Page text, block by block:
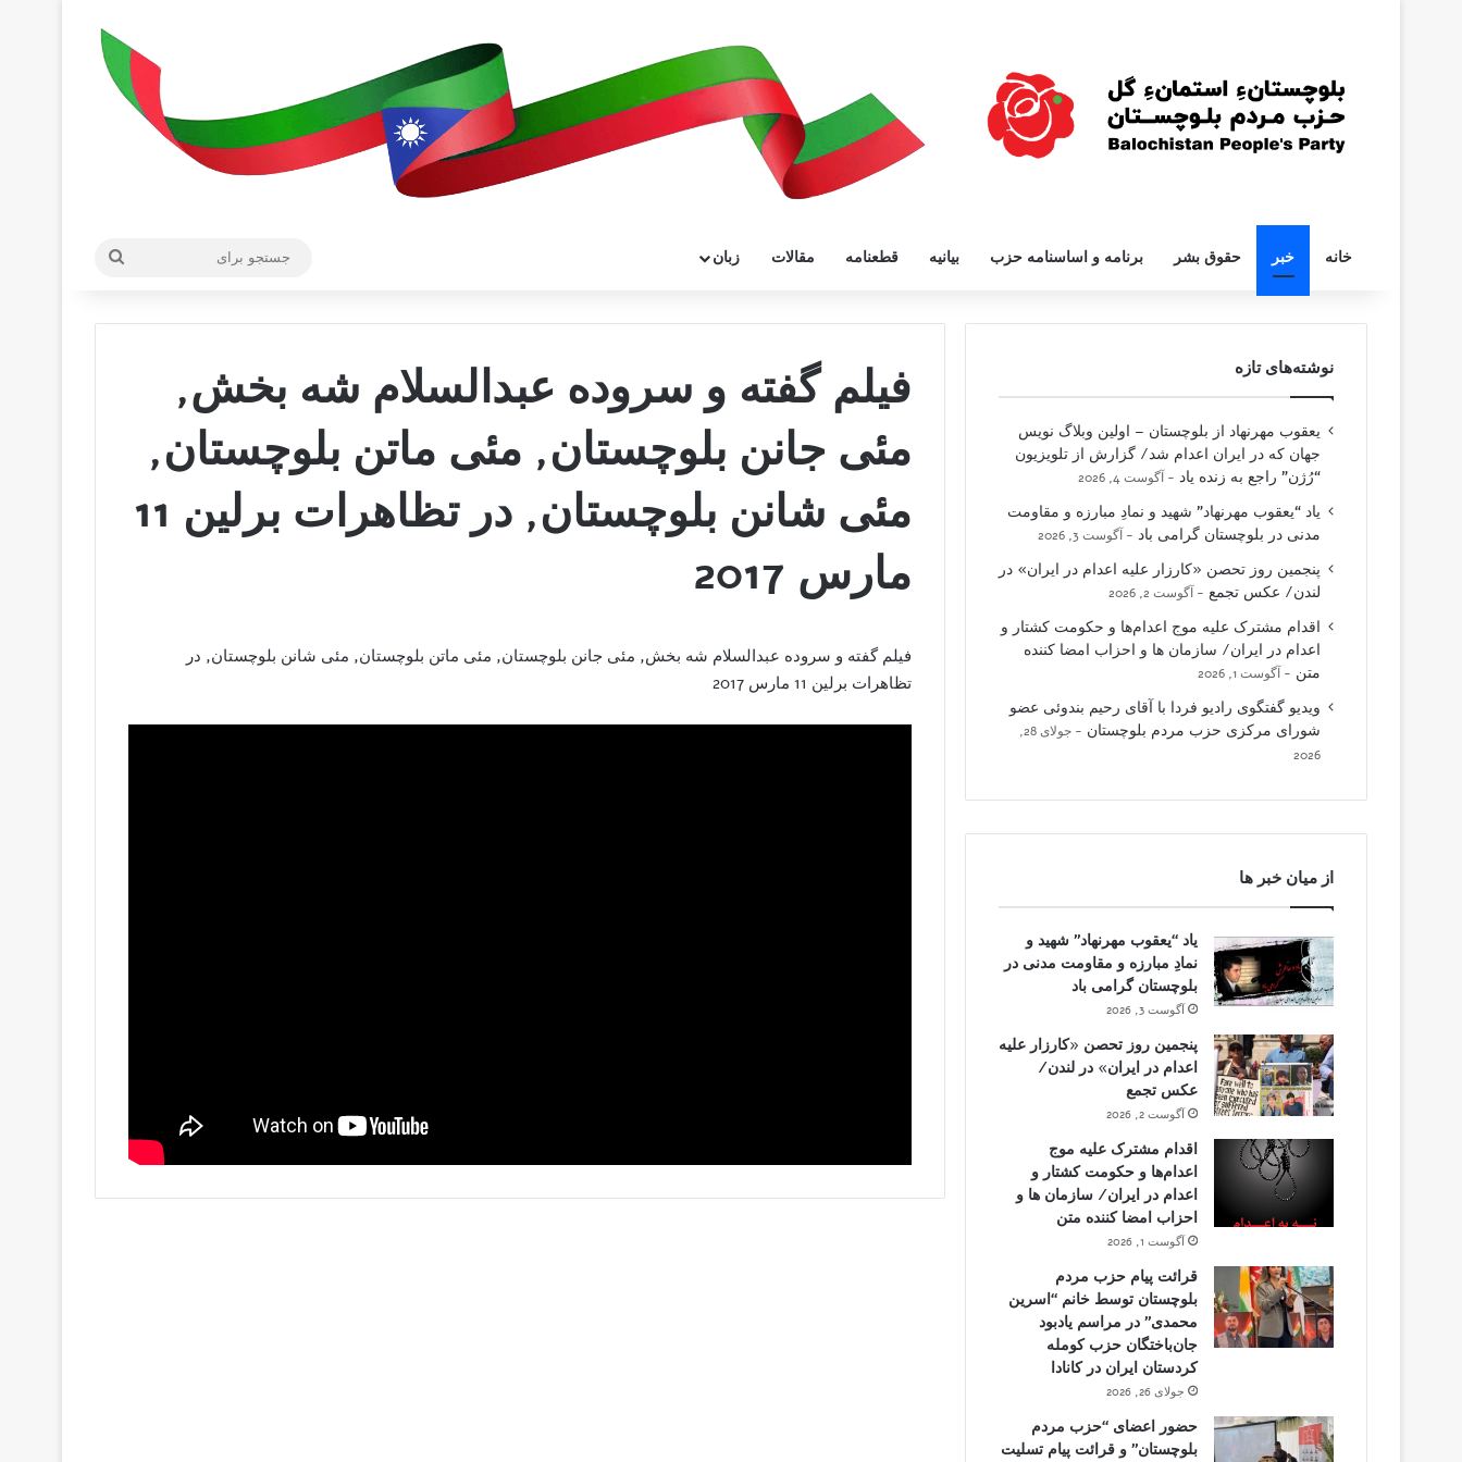
خانه خبر حقوق بشر برنامه و اساسنامه حزب بیانیه قطعنامه مقالات زبان
فیلم گفته و سروده عبدالسلام شه بخش,
مئی جانن بلوچستان, مئی ماتن بلوچستان,
مئی شانن بلوچستان, در تظاهرات برلین 11
مارس 2017
فیلم گفته و سروده عبدالسلام شه بخش, مئی جانن بلوچستان, مئی ماتن بلوچستان, مئی شانن بلوچستان, در
تظاهرات برلین 11 مارس 2017
نوشته‌های تازه
یعقوب مهرنهاد از بلوچستان – اولین وبلاگ نویس
جهان که در ایران اعدام شد/ گزارش از تلویزیون
“رُژن” راجع به زنده یاد
آگوست 4, 2026
یاد “یعقوب مهرنهاد” شهید و نمادِ مبارزه و مقاومت
مدنی در بلوچستان گرامی باد
آگوست 3, 2026
پنجمین روز تحصن «کارزار علیه اعدام در ایران» در
لندن/ عکس تجمع
آگوست 2, 2026
اقدام مشترک علیه موج اعدام‌ها و حکومت کشتار و
اعدام در ایران/ سازمان ها و احزاب امضا کننده
متن
آگوست 1, 2026
ویدیو گفتگوی رادیو فردا با آقای رحیم بندوئی عضو
شورای مرکزی حزب مردم بلوچستان
جولای 28,
2026
از میان خبر ها
یاد “یعقوب مهرنهاد” شهید و
نمادِ مبارزه و مقاومت مدنی در
بلوچستان گرامی باد
آگوست 3, 2026
پنجمین روز تحصن «کارزار علیه
اعدام در ایران» در لندن/
عکس تجمع
آگوست 2, 2026
اقدام مشترک علیه موج
اعدام‌ها و حکومت کشتار و
اعدام در ایران/ سازمان ها و
احزاب امضا کننده متن
آگوست 1, 2026
قرائت پیام حزب مردم
بلوچستان توسط خانم “اسرین
محمدی” در مراسم یادبود
جان‌باختگان حزب کومله
کردستان ایران در کانادا
جولای 26, 2026
حضور اعضای “حزب مردم
بلوچستان” و قرائت پیام تسلیت